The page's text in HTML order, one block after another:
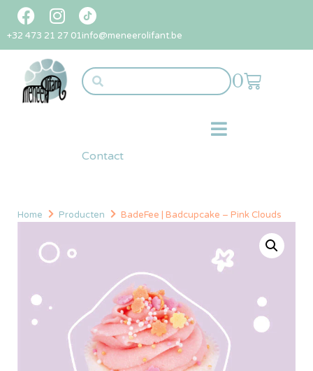
+32 473 21 27 01info@meneerolifant.be
0
Contact
Home Producten BadeFee | Badcupcake – Pink Clouds